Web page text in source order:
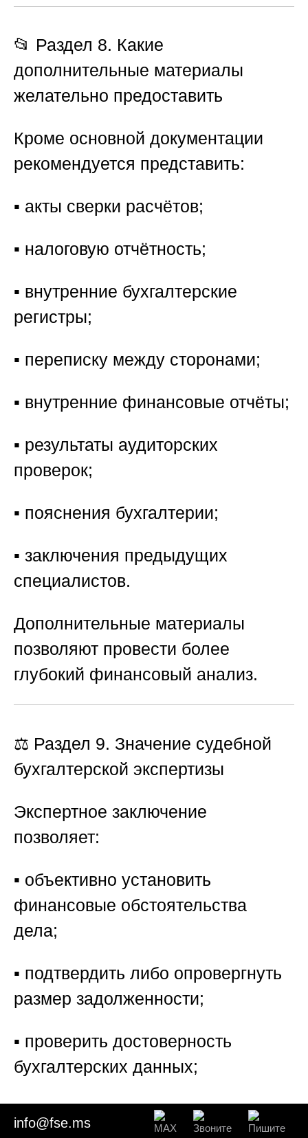
📂 Раздел 8. Какие
дополнительные материалы
желательно предоставить
Кроме основной документации
рекомендуется представить:
▪️ акты сверки расчётов;
▪️ налоговую отчётность;
▪️ внутренние бухгалтерские
регистры;
▪️ переписку между сторонами;
▪️ внутренние финансовые отчёты;
▪️ результаты аудиторских
проверок;
▪️ пояснения бухгалтерии;
▪️ заключения предыдущих
специалистов.
Дополнительные материалы
позволяют провести более
глубокий финансовый анализ.
⚖️ Раздел 9. Значение судебной
бухгалтерской экспертизы
Экспертное заключение
позволяет:
▪️ объективно установить
финансовые обстоятельства
дела;
▪️ подтвердить либо опровергнуть
размер задолженности;
▪️ проверить достоверность
бухгалтерских данных;
▪️ определить правильность
info@fse.ms